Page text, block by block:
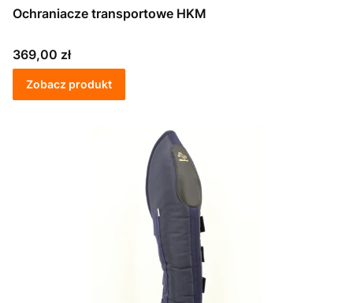
Ochraniacze transportowe HKM
Cena
369,00 zł
Zobacz produkt